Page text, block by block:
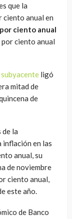
que la
ciento anual en
ciento anual
ciento anual
ligó
mitad de
de
la
inflación en las
anual, su
de noviembre
ciento anual,
este año.
de Banco